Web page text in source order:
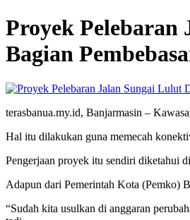
Proyek
Bagian
terasbanua.my.id, Banjarmasin –
Hal itu dilakukan guna memecah
Pengerjaan proyek itu sendiri diketahui
Adapun dari Pemerintah Kota (Pemko)
“Sudah kita usulkan di anggaran